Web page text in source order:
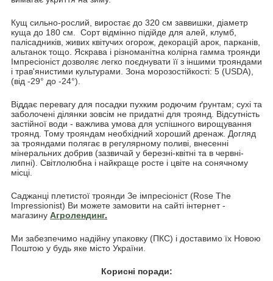
Кущ сильно-рослий, виростає до 320 см заввишки, діаметр
куща до 180 см. Сорт відмінно підійде для алей, клумб,
палісадників, живих квітучих огорож, декорацій арок, парканів,
альтанок тощо. Яскрава і різноманітна колірна гамма троянди
Імпресіоніст дозволяє легко поєднувати її з іншими трояндами
і трав'янистими культурами. Зона морозостійкості: 5 (USDA),
(від -29° до -24°).
Віддає перевагу для посадки пухким родючим ґрунтам; сухі та
заболочені ділянки зовсім не придатні для троянд. Відсутність
застійної води - важлива умова для успішного вирощування
троянд. Тому трояндам необхідний хороший дренаж. Догляд
за трояндами полягає в регулярному поливі, внесенні
мінеральних добрив (зазвичай у березні-квітні та в червні-
липні). Світлолюбна і найкраще росте і цвіте на сонячному
місці.
Саджанці плетистої троянди Зе імпресіоніст (Rose The
Impressionist) Ви можете замовити на сайті інтернет -
магазину Агролендинг.
Ми забезпечимо надійну упаковку (ПКС) і доставимо їх Новою
Поштою у будь яке місто України.
Корисні поради: